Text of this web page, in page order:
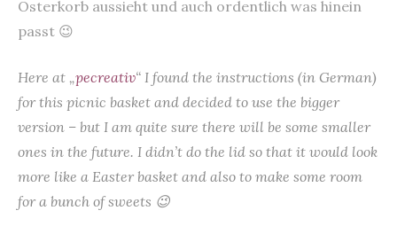
Osterkorb aussieht und auch ordentlich was hinein
passt 😉
Here at „pecreativ“ I found the instructions (in German)
for this picnic basket and decided to use the bigger
version – but I am quite sure there will be some smaller
ones in the future. I didn’t do the lid so that it would look
more like a Easter basket and also to make some room
for a bunch of sweets 😉